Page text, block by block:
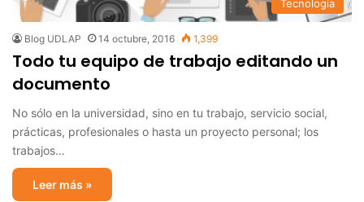
Tecnología
Blog UDLAP 14 octubre, 2016 1,399
Todo tu equipo de trabajo editando un
documento
No sólo en la universidad, sino en tu trabajo, servicio social,
prácticas, profesionales o hasta un proyecto personal; los
trabajos…
Leer más »